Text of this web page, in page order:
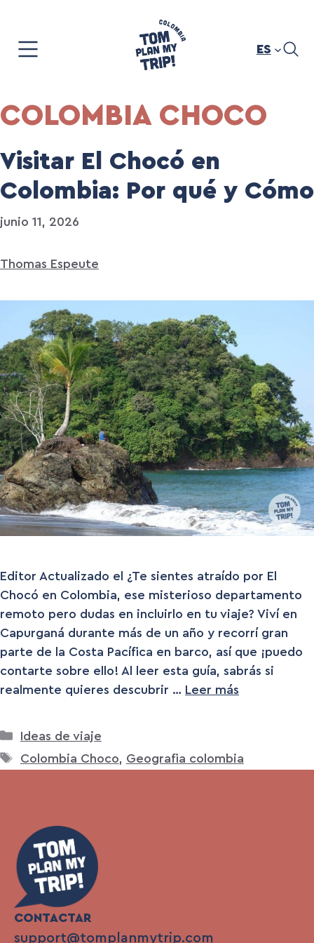
contenido
ES
COLOMBIA CHOCO
Visitar El Chocó en
Colombia: Por qué y Cómo
junio 11, 2026
Thomas Espeute
Editor Actualizado el ¿Te sientes atraído por El
Chocó en Colombia, ese misterioso departamento
remoto pero dudas en incluirlo en tu viaje? Viví en
Capurganá durante más de un año y recorrí gran
parte de la Costa Pacífica en barco, así que ¡puedo
contarte sobre ello! Al leer esta guía, sabrás si
realmente quieres descubrir … Leer más
Categorías
Ideas de viaje
Etiquetas
Colombia Choco, Geografia colombia
CONTACTAR
support@tomplanmytrip.com